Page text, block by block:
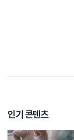
인기 콘텐츠